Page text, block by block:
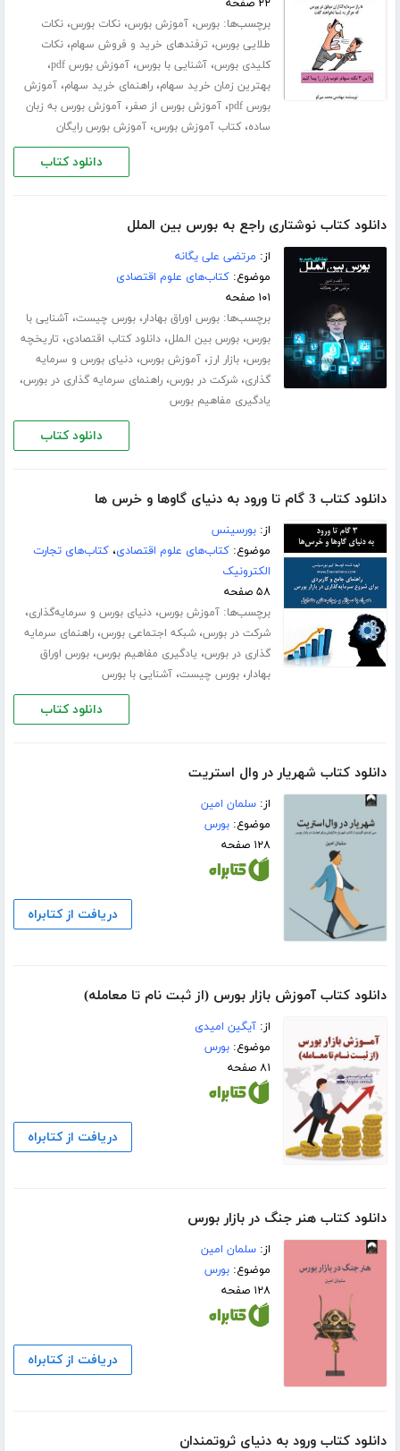
۲۲ صفحه
برچسب‌ها:بورس،آموزش بورس،نکات بورس،نکات
طلایی بورس، ترفندهای خرید و فروش سهام،نکات
کلیدی بورس،آشنایی با بورس،آموزش بورس pdf ،
بهترین زمان خرید سهام،راهنمای خرید سهام،آموزش
بورس pdf
،آموزش بورس از صفر،آموزش بورس به زبان
ساده،کتاب آموزش بورس،آموزش بورس رایگان
دانلود کتاب
دانلود کتاب نوشتاری راجع به بورس بین الملل
از: مرتضی علی یگانه
موضوع:کتاب‌های علوم اقتصادی
۱۰۱ صفحه
برچسب‌ها:بورس اوراق بهادار،بورس چیست،آشنایی با
بورس،بورس بین الملل،دانلود کتاب اقتصادی، تاریخچه
بورس،بازار ارز،آموزش بورس،دنیای بورس و سرمایه
گذاری،شرکت در بورس،راهنمای سرمایه گذاری در بورس،
یادگیری مفاهیم بورس
دانلود کتاب
دانلود کتاب 3 گام تا ورود به دنیای گاوها و خرس ها
از:بورسینس
موضوع:کتاب‌های علوم اقتصادی،کتاب‌های تجارت
الکترونیک
۵۸ صفحه
برچسب‌ها:آموزش بورس،دنیای بورس و سرمایه‌گذاری،
شرکت در بورس،شبکه اجتماعی بورس،راهنمای سرمایه
گذاری در بورس، یادگیری مفاهیم بورس،بورس اوراق
بهادار،بورس چیست،آشنایی با بورس
دانلود کتاب
دانلود کتاب شهریار در وال استریت
از:سلمان امین
موضوع:بورس
۱۲۸ صفحه
دریافت از کتابراه
دانلود کتاب آموزش بازار بورس (از ثبت نام تا معامله)
از:آیگین امیدی
موضوع:بورس
۸۱ صفحه
دریافت از کتابراه
دانلود کتاب هنر جنگ در بازار بورس
از:سلمان امین
موضوع:بورس
۱۲۸ صفحه
دریافت از کتابراه
دانلود کتاب ورود به دنیای ثروتمندان